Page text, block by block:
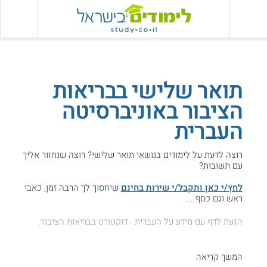
תואר שלישי בבריאות
הציבור באוניברסיטה
העברית
רוצה לדעת על לימודים בנושאי תואר שלישי? רוצה שנחזור אליך
עם תשובות?
לחץ/י כאן ותקבל/י שירות בחינם שיחסוך לך הרבה זמן, כאבי
ראש וגם כסף ...
הגעת לדף עם מידע על העברית - דוקטורט בבריאות הציבור.
עזרנו גם לך? דרג אותנו:המשך קריאה